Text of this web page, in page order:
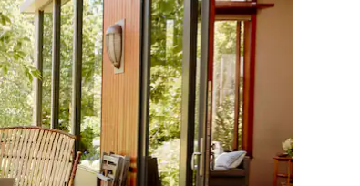
y hacia abajo o explora con el tacto o desliza el dedo.